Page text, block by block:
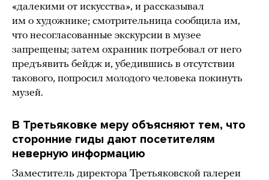
«далекими от искусства», и рассказывал
им о художнике; смотрительница сообщила им,
что несогласованные экскурсии в музее
запрещены; затем охранник потребовал от него
предъявить бейдж и, убедившись в отсутствии
такового, попросил молодого человека покинуть
музей.
В Третьяковке меру объясняют тем, что
сторонние гиды дают посетителям
неверную информацию
Заместитель директора Третьяковской галереи